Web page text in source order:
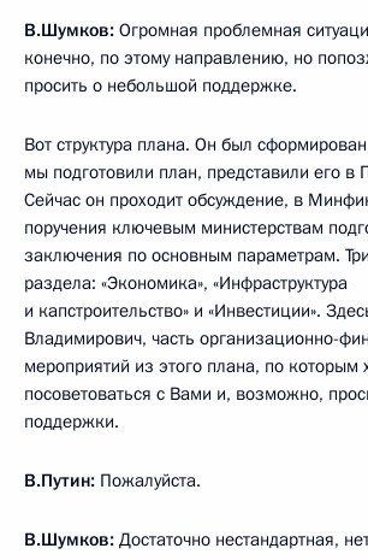
В.Шумков: Огромная проблемная
конечно, по этому направлению, но
просить о небольшой поддержке.
Вот структура плана. Он был
мы подготовили план, представили его в
Сейчас он проходит обсуждение, в
поручения ключевым министерствам
заключения по основным параметрам.
раздела: «Экономика», «Инфраструктура
и капстроительство» и «Инвестиции».
Владимирович, часть организационно-
мероприятий из этого плана, по которым
посоветоваться с Вами и, возможно,
поддержки.
В.Путин: Пожалуйста.
В.Шумков: Достаточно нестандартная,